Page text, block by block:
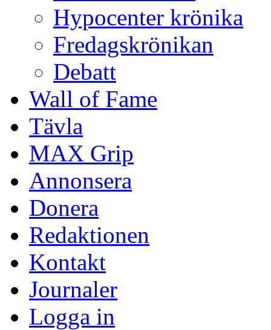
Hypocenter krönika
Fredagskrönikan
Debatt
Wall of Fame
Tävla
MAX Grip
Annonsera
Donera
Redaktionen
Kontakt
Journaler
Logga in